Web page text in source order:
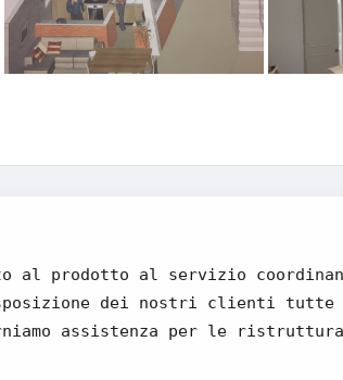
al prodotto al servizio
dei nostri clienti
assistenza per le